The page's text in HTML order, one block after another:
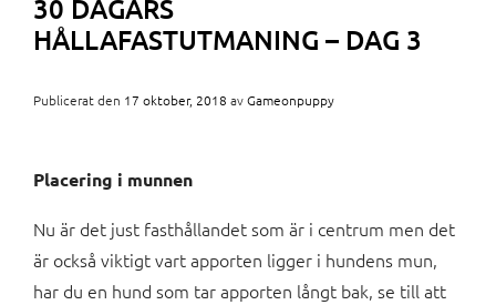
30 DAGARS
HÅLLAFASTUTMANING – DAG 3
Publicerat den 17 oktober, 2018 avGameonpuppy
Placering i munnen
Nu är det just fasthållandet som är i centrum men det
är också viktigt vart apporten ligger i hundens mun,
har du en hund som tar apporten långt bak, se till att